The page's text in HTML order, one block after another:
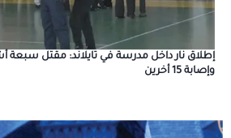
إطلاق نار داخل مدرسة في تايلاند: مقتل سبعة
وإصابة 15 أخرين